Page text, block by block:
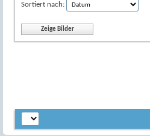
Sortiert nach: